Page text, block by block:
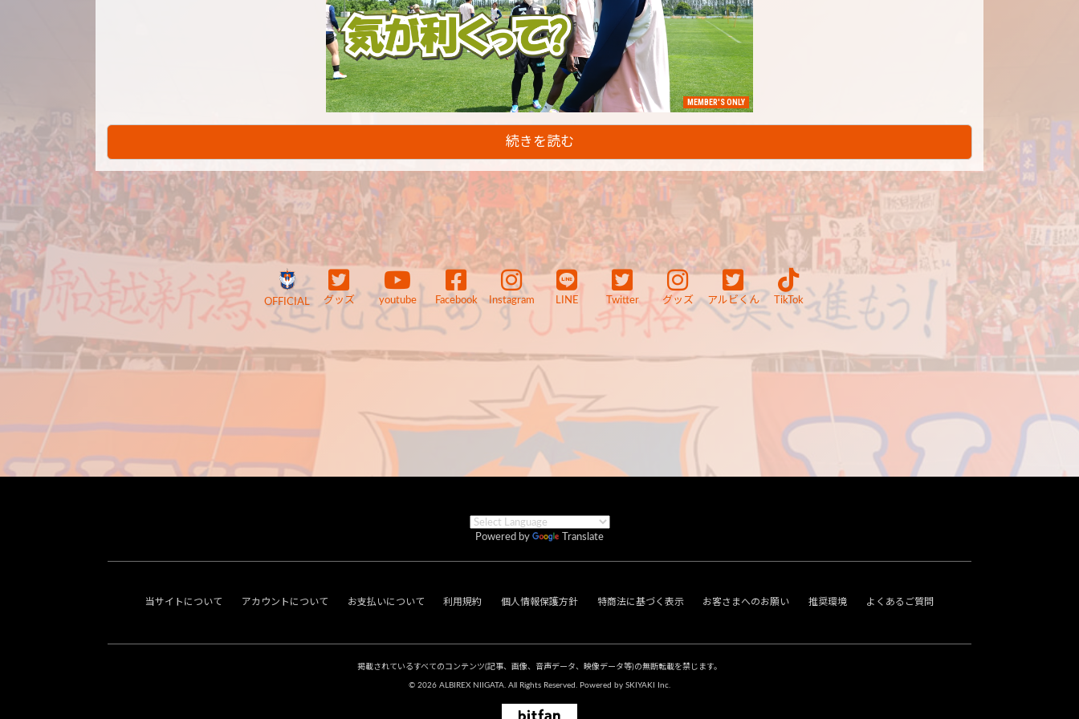
MEMBER'S ONLY
続きを読む
OFFICIAL グッズ youtube Facebook Instagram LINE Twitter グッズ アルビくん TikTok
Powered by Translate
当サイトについて アカウントについて お支払いについて 利用規約 個人情報保護方針 特商法に基づく表示 お客さまへのお願い 推奨環境 よくあるご質問
掲載されているすべてのコンテンツ(記事、画像、音声データ、映像データ等)の無断転載を禁じます。
© 2026 ALBIREX NIIGATA. All Rights Reserved. Powered by SKIYAKI Inc.